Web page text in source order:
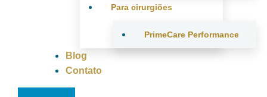
Para cirurgiões
PrimeCare Performance
Blog
Contato